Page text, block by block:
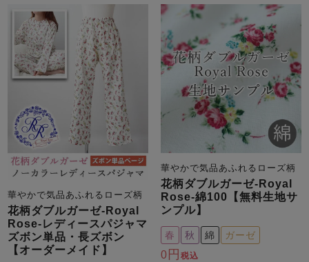
華やかで気品あふれるローズ柄
花柄ダブルガーゼ-Royal
Rose-レディースパジャマ
ズボン単品・長ズボン
【オーダーメイド】
華やかで気品あふれるローズ柄
花柄ダブルガーゼ-Royal
Rose-綿100【無料生地サ
ンプル】
春 秋 綿 ガーゼ
0 税込